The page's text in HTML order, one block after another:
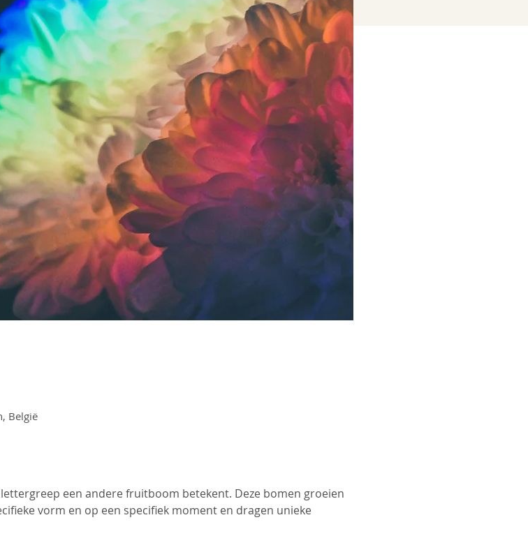
België
een andere fruitboom betekent. Deze bomen groeien
vorm en op een specifiek moment en dragen unieke